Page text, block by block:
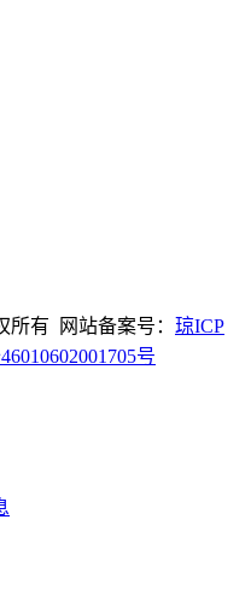
所有 网站备案号： 琼ICP
号